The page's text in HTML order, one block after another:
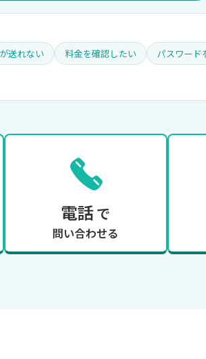
付加機能
準付加している機能の説明
送れない 料金を確認したい パスワード
電話で
問い合わせる